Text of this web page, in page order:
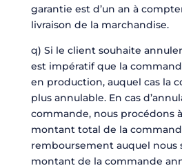
garantie est d’un an à
livraison de la marchandise.
q) Si le client souhaite
est impératif que la
en production, auquel cas la
plus annulable. En cas
commande, nous procédons
montant total de la
remboursement auquel nous
montant de la commande